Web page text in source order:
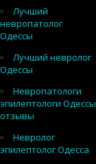
Лучший
невропатолог
Одессы
Лучший невролог
Одессы
Невропатологи
эпилептологи Одессы
отзывы
Невролог
эпилептолог Одесса